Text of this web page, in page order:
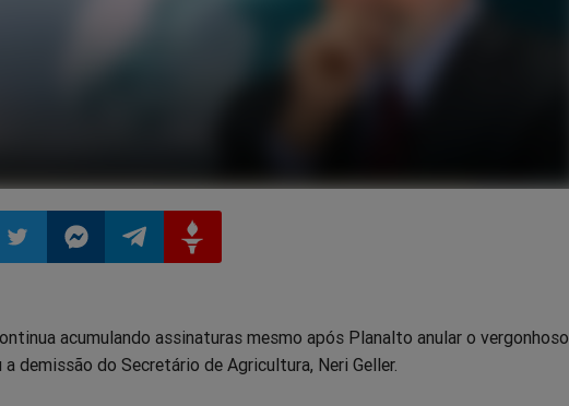
no
no
no
no
acumulando assinaturas mesmo após Planalto anular o vergonhoso
a demissão do Secretário de Agricultura, Neri Geller.